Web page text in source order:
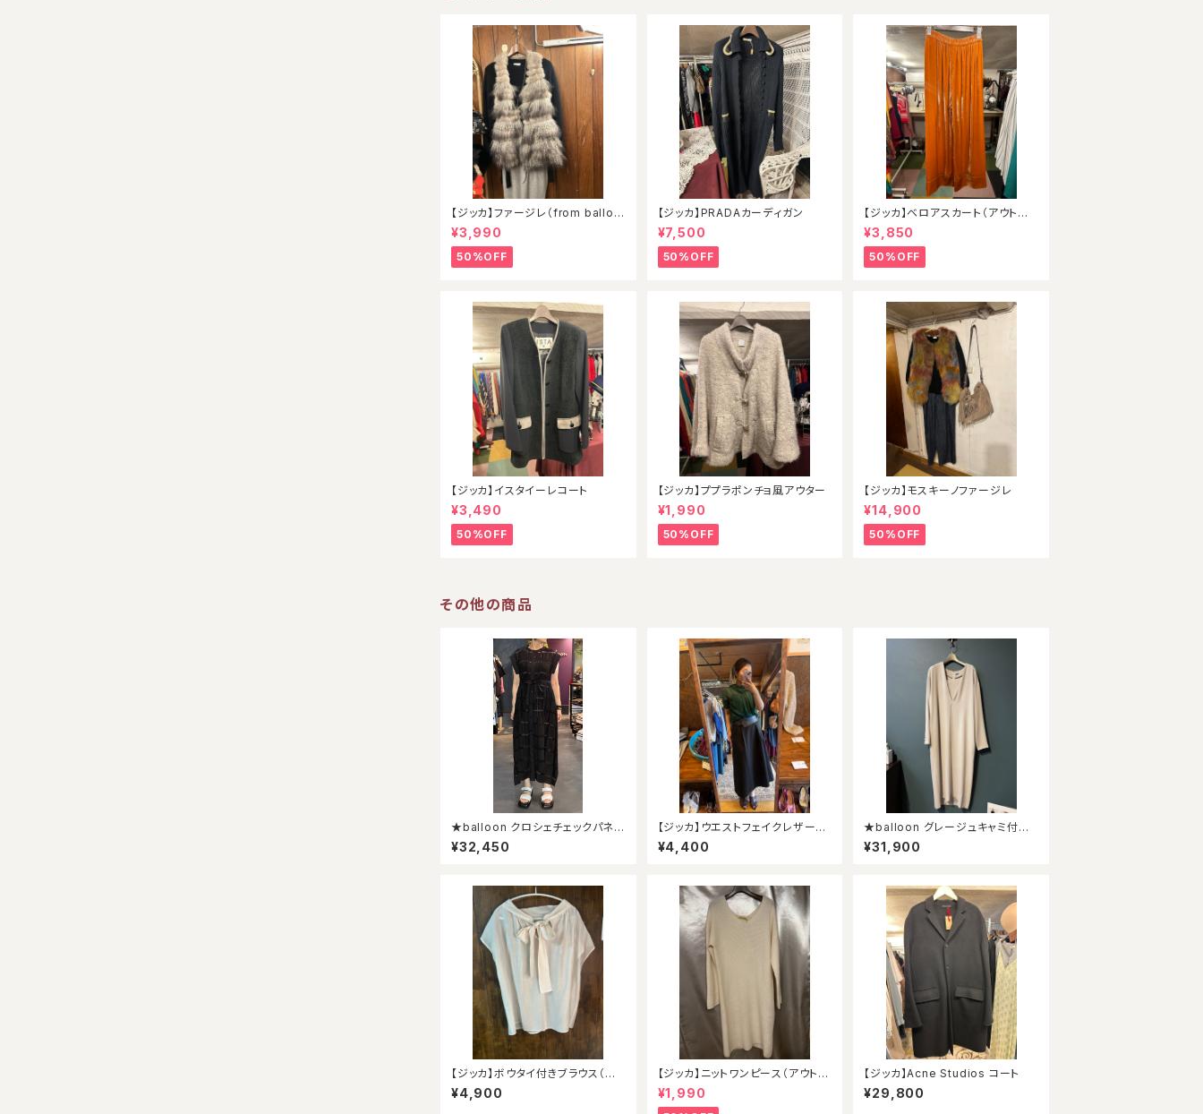
【ジッカ】ファージレ（from balloo
n）
¥3,990
50%OFF
【ジッカ】PRADAカーディガン
¥7,500
50%OFF
【ジッカ】ベロアスカート（アウトレッ
ト）
¥3,850
50%OFF
【ジッカ】イスタイーレコート
¥3,490
50%OFF
【ジッカ】ププラポンチョ風アウター
¥1,990
50%OFF
【ジッカ】モスキーノファージレ
¥14,900
50%OFF
その他の商品
★balloon クロシェチェックパネル
ワンピース★
¥32,450
【ジッカ】ウエストフェイクレザース
カート
¥4,400
★balloon グレージュキャミ付き
ワンピース★
¥31,900
【ジッカ】ボウタイ付きブラウス（新
品）
¥4,900
【ジッカ】ニットワンピース（アウトレ
ット）
¥1,990
【ジッカ】Acne Studios コート
¥29,800